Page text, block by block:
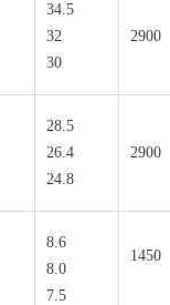
34.5
32
30
2900
28.5
26.4
24.8
2900
8.6
8.0
7.5
1450